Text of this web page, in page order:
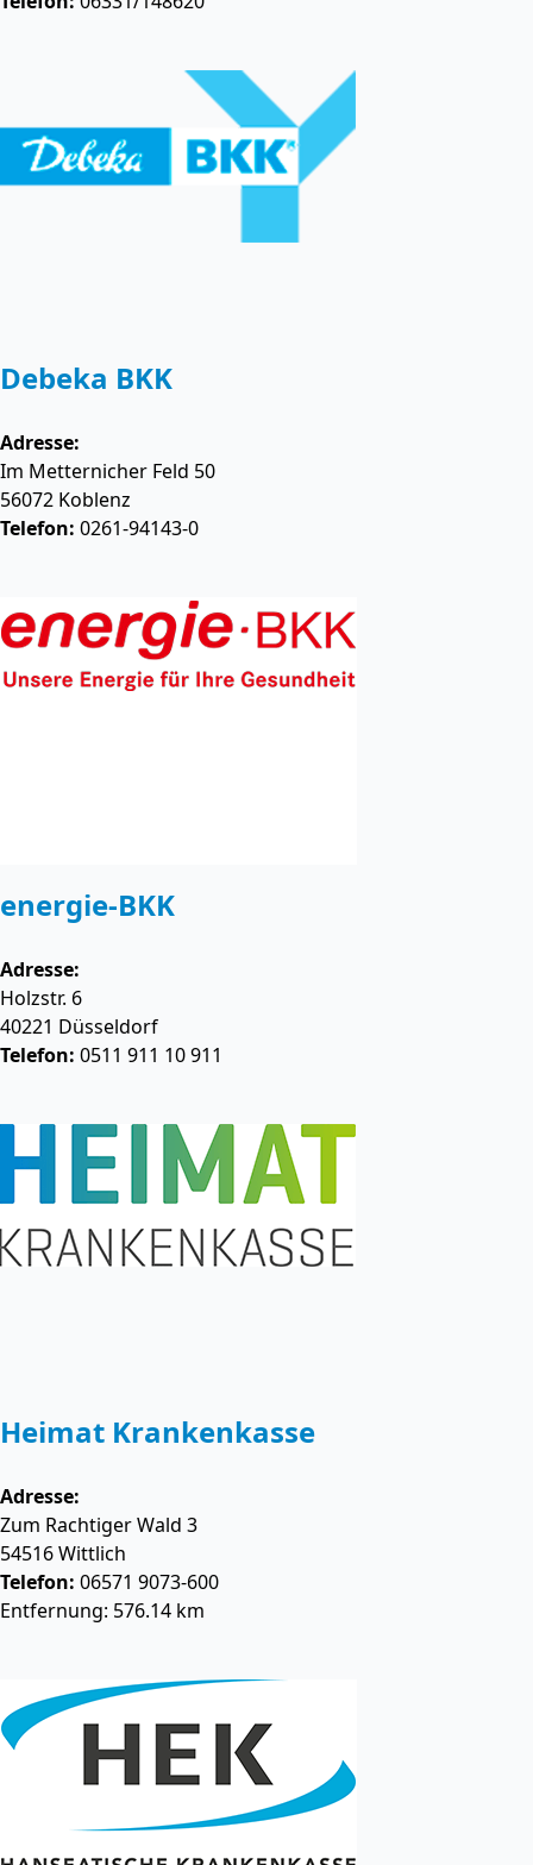
Debeka BKK
Adresse:
Im Metternicher Feld 50
56072 Koblenz
Telefon: 0261-94143-0
energie-BKK
Adresse:
Holzstr. 6
40221 Düsseldorf
Telefon: 0511 911 10 911
Heimat Krankenkasse
Adresse:
Zum Rachtiger Wald 3
54516Wittlich
Telefon: 06571 9073-600
Entfernung: 576.14 km